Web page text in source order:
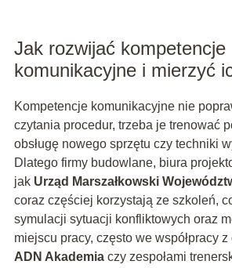
Jak rozwijać kompetencje
komunikacyjne i mierzyć
Kompetencje komunikacyjne nie
czytania procedur, trzeba je trenować
obsługę nowego sprzętu czy techniki
Dlatego firmy budowlane, biura
jak Urząd Marszałkowski
coraz częściej korzystają ze szkoleń,
symulacji sytuacji konfliktowych oraz
miejscu pracy, często we współpracy
ADN Akademiaczy zespołami